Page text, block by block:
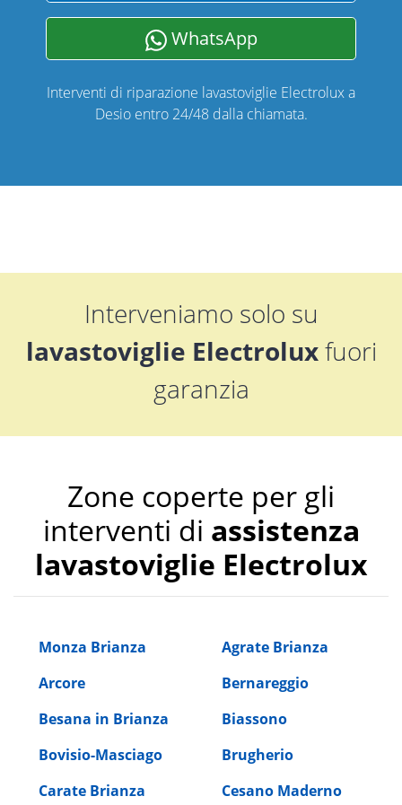
WhatsApp
Interventi di riparazione lavastoviglie Electrolux a
Desio entro 24/48 dalla chiamata.
Interveniamo solo su
lavastoviglie Electroluxfuori
garanzia
Zone coperte per gli
interventi di assistenza
lavastoviglie Electrolux
Monza Brianza
Agrate Brianza
Arcore
Bernareggio
Besana in Brianza
Biassono
Bovisio-Masciago
Brugherio
Carate Brianza
Cesano Maderno